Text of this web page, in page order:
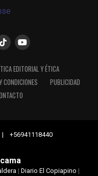
EDITORIAL Y ÉTICA
CONDICIONES
PUBLICIDAD
+56941118440
| Diario El Copiapino |